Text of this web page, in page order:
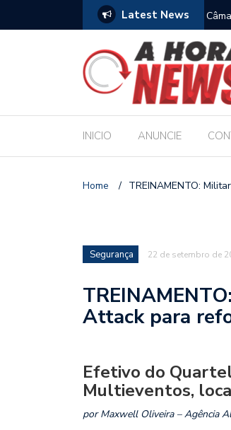
Latest News
no Dia dos Pais
INICIO ANUNCIE
Home / TREINAMENTO:
Segurança 22 de setembro de
Attack para
Efetivo do
Multieventos,
por Maxwell Oliveira – Agência